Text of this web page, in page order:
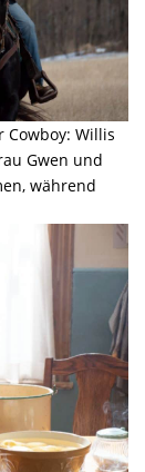
Cowboy: Willis
Gwen und
während